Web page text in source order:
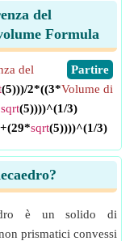
del
Formula
​Partire
del
(5)))/2*((3*Volume di
sqrt(5))))^(1/3)
sqrt(5))))^(1/3)
è un solido di
prismatici convessi